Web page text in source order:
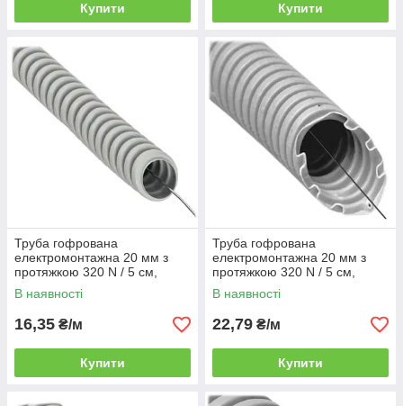
Купити Купити
Труба гофрована
електромонтажна 20 мм з
протяжкою 320 N / 5 см,
світло-сіра (ПВХ), (КОПОС
Монофлекс) бухта 50 м
В наявності
16,35 ₴/м
Купити
Труба гофрована
електромонтажна 20 мм з
протяжкою 320 N / 5 см,
світло-сіра (ПВХ), (КОПОС
Монофлекс) бухта 50 м
В наявності
22,79 ₴/м
Купити